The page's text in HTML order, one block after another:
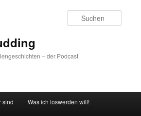
– der Podcast
sind Was ich loswerden will!